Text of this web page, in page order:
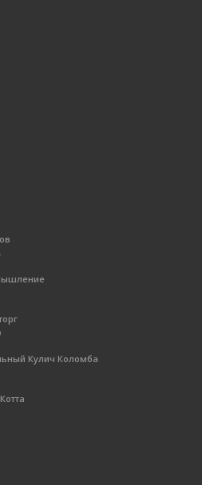
Кулич Коломба